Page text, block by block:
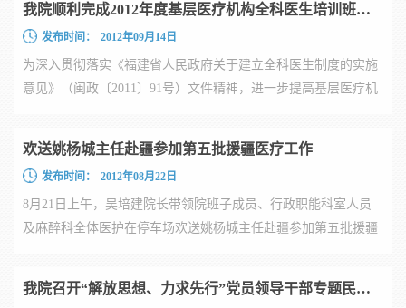
我院顺利完成2012年度基层医疗机构全科医生培训班工作
发布时间： 2012年09月14日
为深入贯彻落实《福建省人民政府关于建立全科医生制度的实施
意见》（闽政〔2011〕91号）文件精神，进一步提高基层医疗机
欢送姚杨城主任赴疆参加第五批援疆医疗工作
发布时间： 2012年08月22日
8月21日上午，吴培建院长带领院班子成员、行政职能科室人员
及麻醉科全体医护在停车场欢送姚杨城主任赴疆参加第五批援疆
我院召开“解放思想、力求先行”党员领导干部专题民主生活会